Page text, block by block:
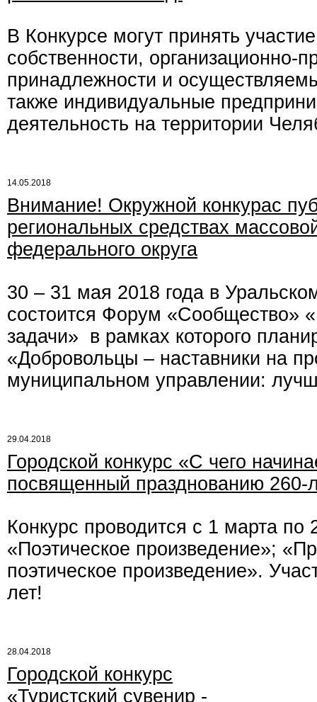
В Конкурсе могут принять
собственности,
принадлежности и
также индивидуальные
деятельность на территории
14.05.2018
Внимание! Окружной конкурас
региональных средствах
федерального округа
30 – 31 мая 2018 года в
состоится Форум «Сообщество»
задачи» в рамках которого
«Добровольцы – наставники на
муниципальном управлении:
29.04.2018
Городской конкурс «С чего
посвященный празднованию 260-
Конкурс проводится с 1 марта
«Поэтическое произведение»;
поэтическое произведение».
лет!
28.04.2018
Городской конкурс
«Туристский сувенир -